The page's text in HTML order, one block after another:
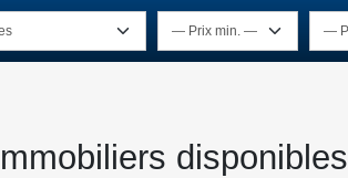
disponibles